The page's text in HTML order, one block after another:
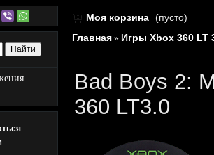
Моя корзина (пусто)
Главная » Игры Xbox 360 LT
Bad Boys 2:
360 LT3.0